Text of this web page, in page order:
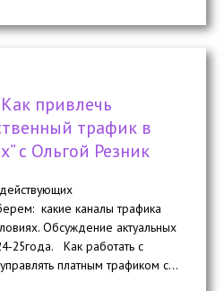
привлечь
трафик в
с Ольгой Резник
какие каналы трафика
Обсуждение актуальных
25года. Как работать с
платным трафиком с...